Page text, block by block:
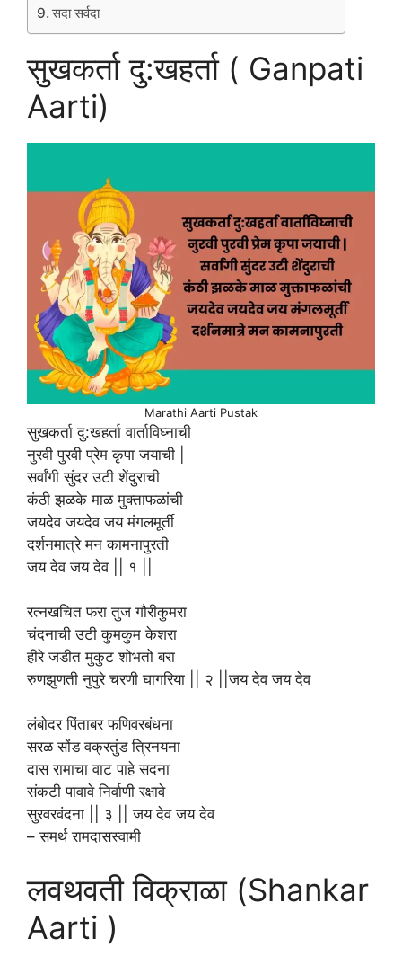
सदा सर्वदा
सुखकर्ता दु:खहर्ता ( Ganpati
Aarti)
Marathi Aarti Pustak
सुखकर्ता दु:खहर्ता वार्ताविघ्नाची
नुरवी पुरवी प्रेम कृपा जयाची |
सर्वांगी सुंदर उटी शेंदुराची
कंठी झळके माळ मुक्ताफळांची
जयदेव जयदेव जय मंगलमूर्ती
दर्शनमात्रे मन कामनापुरती
जय देव जय देव || १ ||
रत्नखचित फरा तुज गौरीकुमरा
चंदनाची उटी कुमकुम केशरा
हीरे जडीत मुकुट शोभतो बरा
रुणझुणती नुपुरे चरणी घागरिया || २ ||जय देव जय देव
लंबोदर पिंताबर फणिवरबंधना
सरळ सोंड वक्रतुंड त्रिनयना
दास रामाचा वाट पाहे सदना
संकटी पावावे निर्वाणी रक्षावे
सुरवरवंदना || ३ || जय देव जय देव
– समर्थ रामदासस्वामी
लवथवती विक्राळा (Shankar
Aarti )